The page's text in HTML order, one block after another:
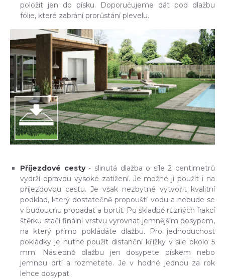
položit jen do písku. Doporučujeme dát pod dlažbu
fólie, které zabrání prorůstání plevelu.
Příjezdové cesty- slinutá dlažba o síle 2 centimetrů
vydrží opravdu vysoké zatížení. Je možné ji použít i na
příjezdovou cestu. Je však nezbytné vytvořit kvalitní
podklad, který dostatečně propouští vodu a nebude se
v budoucnu propadat a bortit. Po skladbě různých frakcí
štěrku stačí finální vrstvu vyrovnat jemnějším posypem,
na který přímo pokládáte dlažbu. Pro jednoduchost
pokládky je nutné použít distanční křížky v síle okolo 5
mm. Následně dlažbu jen dosypete pískem nebo
jemnou drtí a rozmetete. Je v hodné jednou za rok
lehce dosypat.